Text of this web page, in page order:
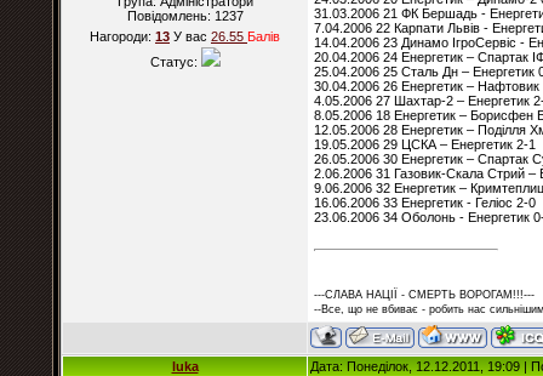
Повідомлень: 1237
Нагороди: 13 У вас 26.55 Балiв
Статус:
31.03.2006 21 ФК Бершадь -
7.04.2006 22 Карпати Львів -
14.04.2006 23 Динамо ІгроСервіс -
20.04.2006 24 Енергетик – Спартак
25.04.2006 25 Сталь Дн – Енергетик
30.04.2006 26 Енергетик –
4.05.2006 27 Шахтар-2 – Енергетик
8.05.2006 18 Енергетик – Борисфен
12.05.2006 28 Енергетик – Поділля
19.05.2006 29 ЦСКА – Енергетик 2-1
26.05.2006 30 Енергетик – Спартак
2.06.2006 31 Газовик-Скала Стрий –
9.06.2006 32 Енергетик –
16.06.2006 33 Енергетик - Геліос 2-0
23.06.2006 34 Оболонь - Енергетик
---СЛАВА НАЦІЇ - СМЕРТЬ ВОРОГАМ!!!---
--Все, що не вбиває - робить нас
luka Дата: Понеділок, 12.12.2011, 19:09 |